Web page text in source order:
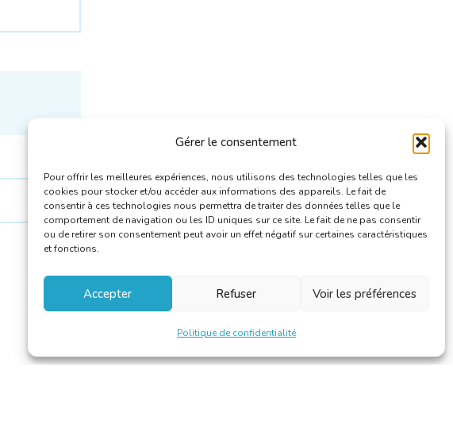
Gérer le consentement
Pour offrir les meilleures expériences, nous utilisons des technologies telles que les
cookies pour stocker et/ou accéder aux informations des appareils. Le fait de
consentir à ces technologies nous permettra de traiter des données telles que le
comportement de navigation ou les ID uniques sur ce site. Le fait de ne pas consentir
ou de retirer son consentement peut avoir un effet négatif sur certaines caractéristiques
et fonctions.
Accepter Refuser Voir les préférences
Politique de confidentialité